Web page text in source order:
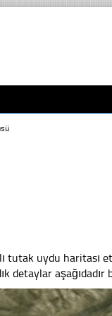
tutak uydu haritası
detaylar